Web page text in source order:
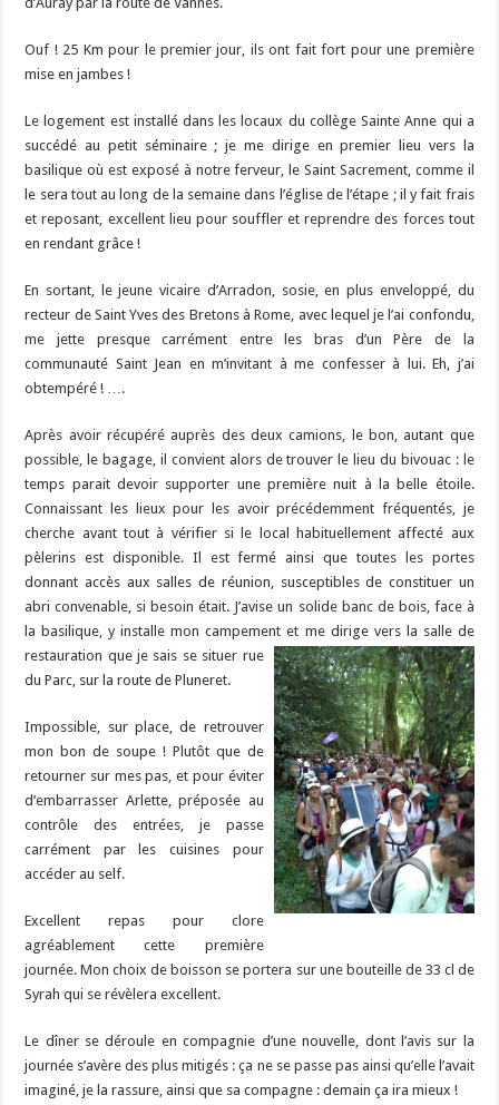
Ouf ! 25 Km pour le premier jour, ils ont fait fort pour une première
mise en jambes !
Le logement est installé dans les locaux du collège Sainte Anne qui a
succédé au petit séminaire ; je me dirige en premier lieu vers la
basilique où est exposé à notre ferveur, le Saint Sacrement, comme il
le sera tout au long de la semaine dans l’église de l’étape ; il y fait frais
et reposant, excellent lieu pour souffler et reprendre des forces tout
en rendant grâce !
En sortant, le jeune vicaire d’Arradon, sosie, en plus enveloppé, du
recteur de Saint Yves des Bretons à Rome, avec lequel je l’ai confondu,
me jette presque carrément entre les bras d’un Père de la
communauté Saint Jean en m’invitant à me confesser à lui. Eh, j’ai
obtempéré ! ….
Après avoir récupéré auprès des deux camions, le bon, autant que
possible, le bagage, il convient alors de trouver le lieu du bivouac : le
temps parait devoir supporter une première nuit à la belle étoile.
Connaissant les lieux pour les avoir précédemment fréquentés, je
cherche avant tout à vérifier si le local habituellement affecté aux
pèlerins est disponible. Il est fermé ainsi que toutes les portes
donnant accès aux salles de réunion, susceptibles de constituer un
abri convenable, si besoin était. J’avise un solide banc de bois, face à
la basilique, y installe mon campement et me dirige vers la salle de
restauration que je sais se situer rue
du Parc, sur la route de Pluneret.
Impossible, sur place, de retrouver
mon bon de soupe ! Plutôt que de
retourner sur mes pas, et pour éviter
d’embarrasser Arlette, préposée au
contrôle des entrées, je passe
carrément par les cuisines pour
accéder au self.
Excellent repas pour clore
agréablement cette première
journée. Mon choix de boisson se portera sur une bouteille de 33 cl de
Syrah qui se révèlera excellent.
Le dîner se déroule en compagnie d’une nouvelle, dont l’avis sur la
journée s’avère des plus mitigés : ça ne se passe pas ainsi qu’elle l’avait
imaginé, je la rassure, ainsi que sa compagne : demain ça ira mieux !